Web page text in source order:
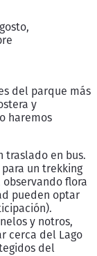
del parque más
y
haremos
traslado en bus.
un trekking
flora
pueden optar
y notros,
cerca del Lago
del